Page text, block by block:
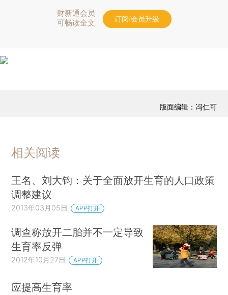
财新通会员
可畅读全文
订阅/会员升级
版面编辑：冯仁可
相关阅读
王名、刘大钧：关于全面放开生育的人口政策
调整建议
2013年03月05日 APP打开
调查称放开二胎并不一定导致
生育率反弹
2012年10月27日 APP打开
应提高生育率